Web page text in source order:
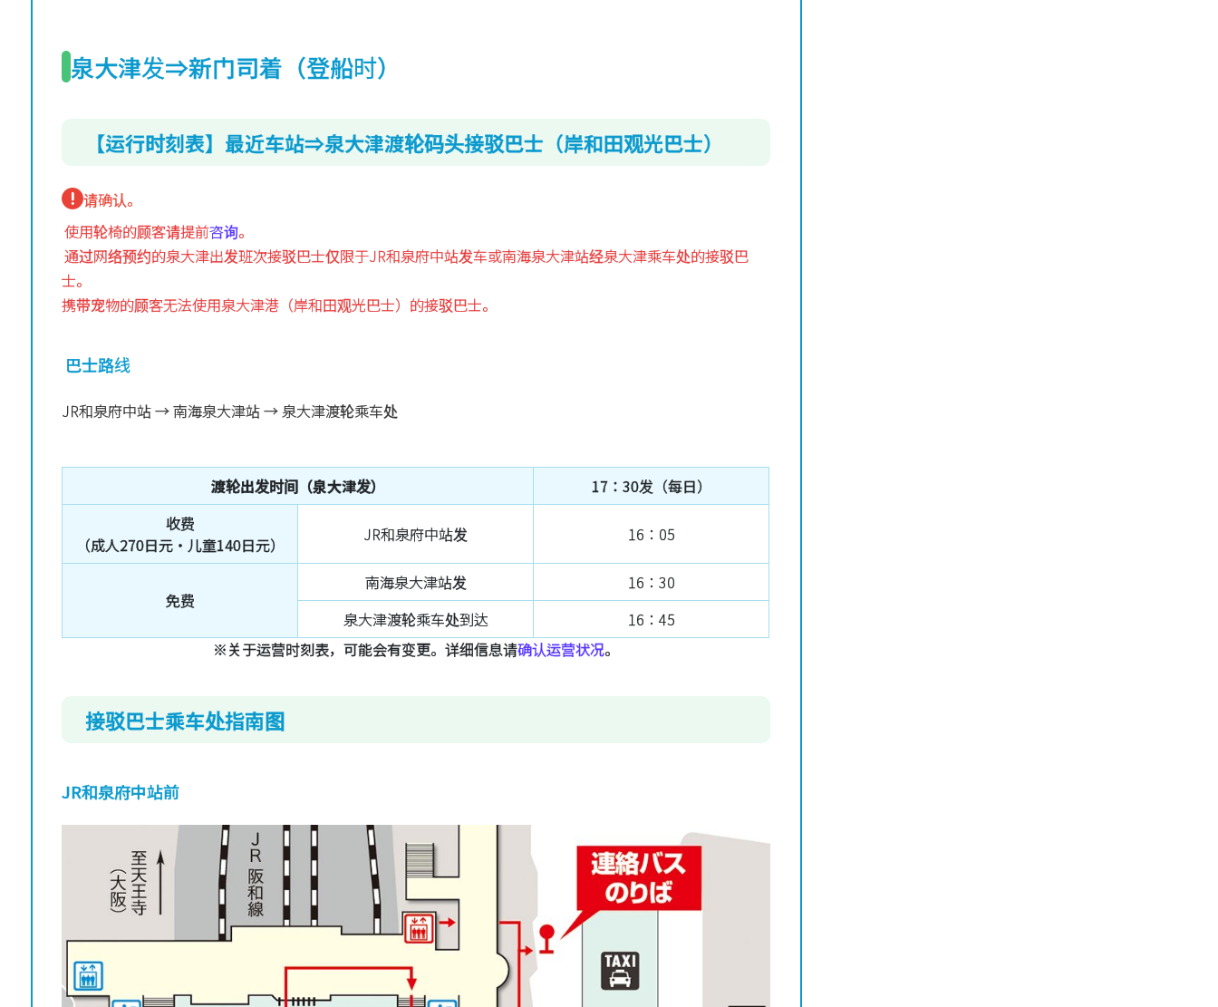
泉大津发⇒新门司着（登船时）
【运行时刻表】最近车站⇒泉大津渡轮码头接驳巴士（岸和田观光巴士）
请确认。
使用轮椅的顾客请提前咨询。
通过网络预约的泉大津出发班次接驳巴士仅限于JR和泉府中站发车或南海泉大津站经泉大津乘车处的接驳巴
士。
携带宠物的顾客无法使用泉大津港（岸和田观光巴士）的接驳巴士。
巴士路线
JR和泉府中站 → 南海泉大津站 → 泉大津渡轮乘车处
渡轮出发时间（泉大津发）
17：30发（每日）
收费
（成人270日元・儿童140日元）
JR和泉府中站发 16：05
免费
南海泉大津站发
16：30
泉大津渡轮乘车处到达
16：45
※关于运营时刻表，可能会有变更。详细信息请确认运营状况。
接驳巴士乘车处指南图
JR和泉府中站前